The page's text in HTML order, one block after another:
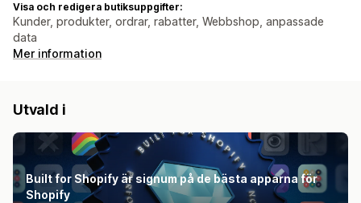
Visa och redigera butiksuppgifter:
Kunder, produkter, ordrar, rabatter, Webbshop, anpassade
data
Mer information
Utvald i
Built for Shopify är signum på de bästa apparna för
Shopify